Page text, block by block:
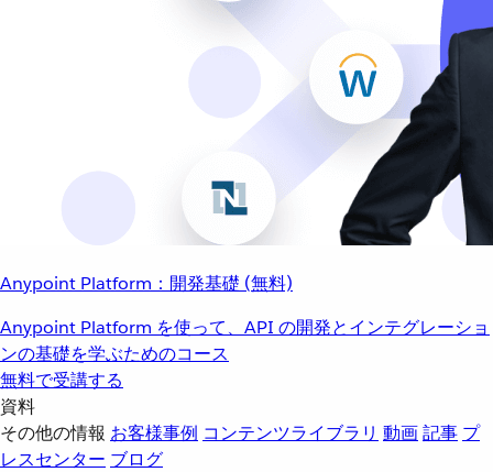
Anypoint Platform：開発基礎 (無料)
Anypoint Platform を使って、API の開発とインテグレーショ
ンの基礎を学ぶためのコース
無料で受講する
資料
その他の情報 お客様事例 コンテンツライブラリ 動画記事 プ
レスセンター ブログ